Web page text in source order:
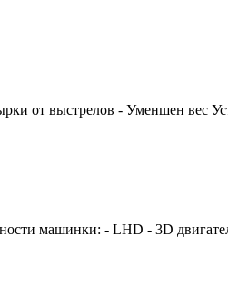
от выстрелов - Уменшен вес
машинки: - LHD - 3D